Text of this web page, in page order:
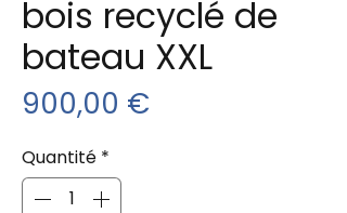
bois recyclé de
bateau XXL
900,00 €
Quantité *